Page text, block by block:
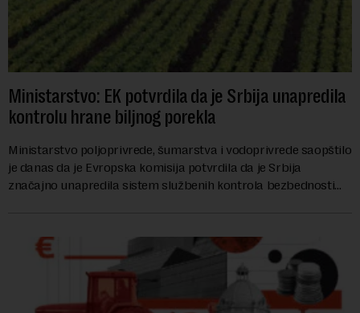
Ministarstvo: EK potvrdila da je Srbija unapredila
kontrolu hrane biljnog porekla
Ministarstvo poljoprivrede, šumarstva i vodoprivrede saopštilo
je danas da je Evropska komisija potvrdila da je Srbija
značajno unapredila sistem službenih kontrola bezbednosti